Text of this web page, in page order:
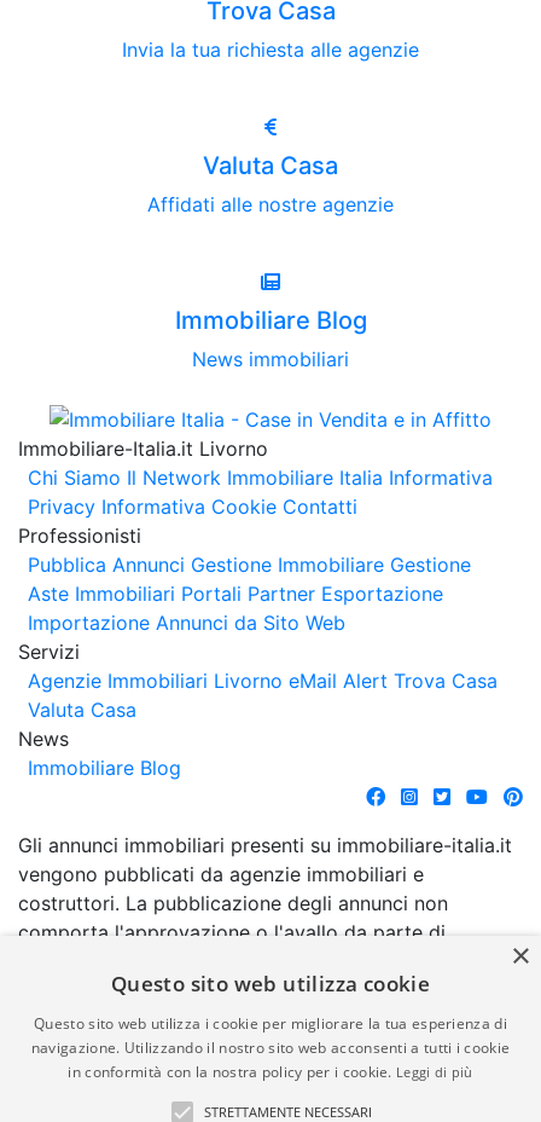
Trova Casa
Invia la tua richiesta alle agenzie
Valuta Casa
Affidati alle nostre agenzie
Immobiliare Blog
News immobiliari
Immobiliare-Italia.it Livorno
Chi Siamo Il Network Immobiliare Italia Informativa
Privacy Informativa Cookie Contatti
Professionisti
Pubblica Annunci Gestione Immobiliare Gestione
Aste Immobiliari Portali Partner Esportazione
Importazione Annunci da Sito Web
Servizi
Agenzie Immobiliari Livorno eMail Alert Trova Casa
Valuta Casa
News
Immobiliare Blog
Gli annunci immobiliari presenti su immobiliare-italia.it
vengono pubblicati da agenzie immobiliari e
costruttori. La pubblicazione degli annunci non
comporta l'approvazione o l'avallo da parte di
garanzia da parte di quest'ultima. immobiliare-italia.it
quindi non è responsabile della veridicità, della
correttezza, della completezza, della normativa in
materia di privacy e/o di alcun altro aspetto dei
suddetti annunci.
×
Questo sito web utilizza cookie
Questo sito web utilizza i cookie per migliorare la tua esperienza di
navigazione. Utilizzando il nostro sito web acconsenti a tutti i cookie
in conformità con la nostra policy per i cookie. Leggi di più
STRETTAMENTE NECESSARI